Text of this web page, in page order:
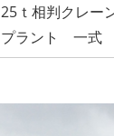
25ｔ相判クレー
プラント 一式